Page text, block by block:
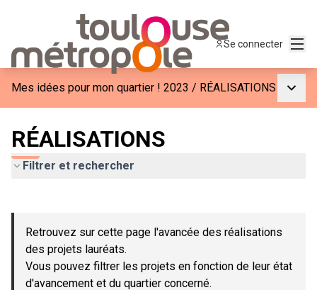
Se connecter
Mes idées pour mon quartier ! 2023 / RÉALISATIONS
RÉALISATIONS
Filtrer et rechercher
−
Retrouvez sur cette page l'avancée des réalisations
des projets lauréats.
Vous pouvez filtrer les projets en fonction de leur état
d'avancement et du quartier concerné.